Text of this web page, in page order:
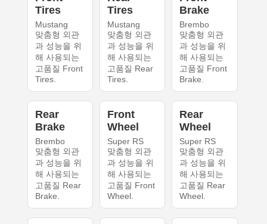
Tires
Mustang
맞춤형 외관
과 성능을 위
해 사용되는
고품질 Front
Tires.
Tires
Mustang
맞춤형 외관
과 성능을 위
해 사용되는
고품질 Rear
Tires.
Brake
Brembo
맞춤형 외관
과 성능을 위
해 사용되는
고품질 Front
Brake.
Rear
Brake
Brembo
맞춤형 외관
과 성능을 위
해 사용되는
고품질 Rear
Brake.
Front
Wheel
Super RS
맞춤형 외관
과 성능을 위
해 사용되는
고품질 Front
Wheel.
Rear
Wheel
Super RS
맞춤형 외관
과 성능을 위
해 사용되는
고품질 Rear
Wheel.